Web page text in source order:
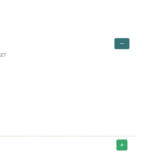
remove
add